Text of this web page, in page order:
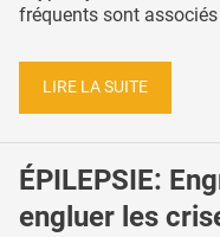
fréquents sont associés
LIRE LA SUITE
ÉPILEPSIE:
engluer les